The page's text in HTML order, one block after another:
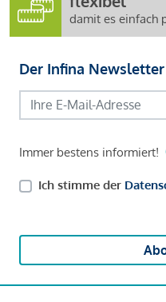
damit es einfach
Der Infina Newsletter
Immer bestens informiert!
Ich stimme der